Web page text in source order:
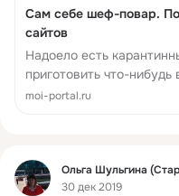
Сам себе шеф-повар.
сайтов
Надоело есть
приготовить что-нибудь
тебе сюда! Мы собрали
moi-portal.ru
Фид
Ольга Шульгина
30 дек 2019